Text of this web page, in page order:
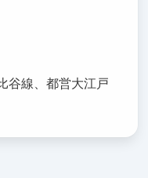
谷線、都営大江戸